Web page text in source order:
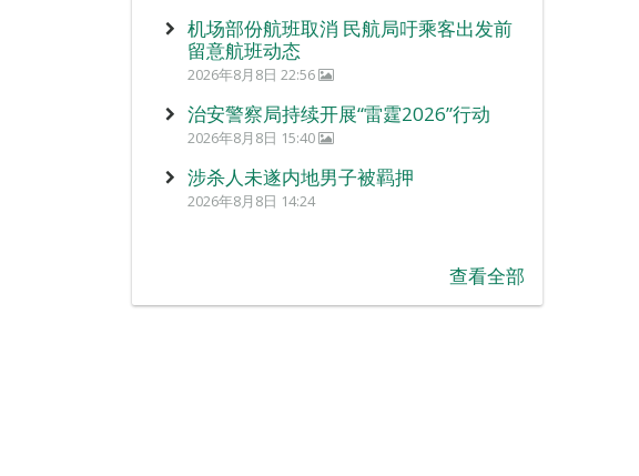
机场部份航班取消 民航局吁乘客出发前
留意航班动态
2026年8月8日 22:56
治安警察局持续开展“雷霆2026”行动
2026年8月8日 15:40
涉杀人未遂内地男子被羁押
2026年8月8日 14:24
查看全部